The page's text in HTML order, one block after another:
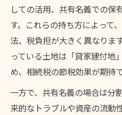
しての活用、共有名義での保
す。これらの持ち方によって
法、税負担が大きく異なりま
っている土地は「貸家建付地
め、相続税の節税効果が期待
一方で、共有名義の場合は分
来的なトラブルや資産の流動